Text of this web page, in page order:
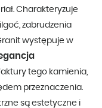
Charakteryzuje
zabrudzenia
występuje w
tego kamienia,
przeznaczenia.
są estetyczne i